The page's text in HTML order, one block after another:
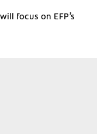
focus on EFP’s